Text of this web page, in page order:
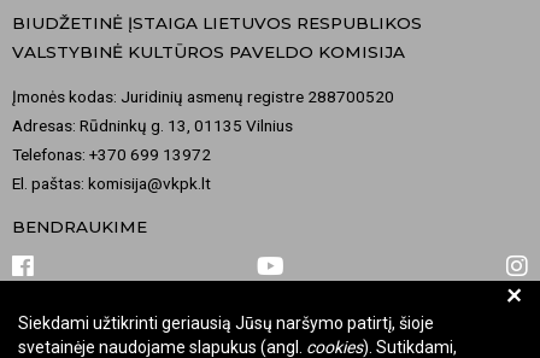
BIUDŽETINĖ ĮSTAIGA LIETUVOS RESPUBLIKOS
VALSTYBINĖ KULTŪROS PAVELDO KOMISIJA
Įmonės kodas: Juridinių asmenų registre 288700520
Adresas: Rūdninkų g. 13, 01135 Vilnius
Telefonas: +370 699 13972
El. paštas: komisija@vkpk.lt
BENDRAUKIME
© 2026 Valstybinė kultūros paveldo komisija. Visos teisės saugomos.
+
Siekdami užtikrinti geriausią Jūsų naršymo patirtį, šioje
svetainėje naudojame slapukus (angl. cookies). Sutikdami,